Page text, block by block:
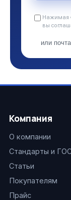
Нажимая
вы
или
Компания
О компании
Стандарты и
Статьи
Покупателям
Прайс